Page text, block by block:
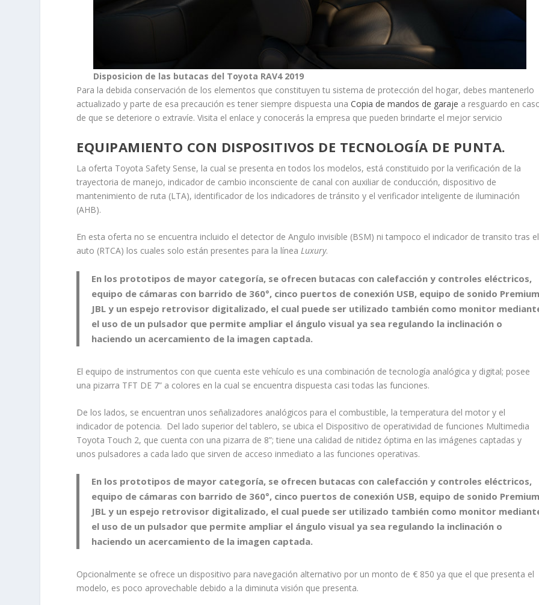
Disposicion de las butacas del Toyota RAV4 2019
Para la debida conservación de los elementos que constituyen tu sistema de protección del hogar, debes mantenerlo
actualizado y parte de esa precaución es tener siempre dispuesta unaCopia de mandos de garaje a resguardo en
de que se deteriore o extravíe. Visita el enlace y conocerás la empresa que pueden brindarte el mejor servicio
EQUIPAMIENTO CON DISPOSITIVOS DE TECNOLOGÍA DE PUNTA.
La oferta Toyota Safety Sense, la cual se presenta en todos los modelos, está constituido por la verificación de la
trayectoria de manejo, indicador de cambio inconsciente de canal con auxiliar de conducción, dispositivo de
mantenimiento de ruta (LTA), identificador de los indicadores de tránsito y el verificador inteligente de iluminación
(AHB).
En esta oferta no se encuentra incluido el detector de Angulo invisible (BSM) ni tampoco el indicador de transito tras el
auto (RTCA) los cuales solo están presentes para la líneaLuxury.
En los prototipos de mayor categoría, se ofrecen butacas con calefacción y controles eléctricos,
equipo de cámaras con barrido de 360°, cinco puertos de conexión USB, equipo de sonido
JBL y un espejo retrovisor digitalizado, el cual puede ser utilizado también como monitor
el uso de un pulsador que permite ampliar el ángulo visual ya sea regulando la inclinación o
haciendo un acercamiento de la imagen captada.
El equipo de instrumentos con que cuenta este vehículo es una combinación de tecnología analógica y digital; posee
una pizarra TFT DE 7” a colores en la cual se encuentra dispuesta casi todas las funciones.
De los lados, se encuentran unos señalizadores analógicos para el combustible, la temperatura del motor y el
indicador de potencia. Del lado superior del tablero, se ubica el Dispositivo de operatividad de funciones Multimedia
Toyota Touch 2, que cuenta con una pizarra de 8”; tiene una calidad de nitidez óptima en las imágenes captadas y
unos pulsadores a cada lado que sirven de acceso inmediato a las funciones operativas.
En los prototipos de mayor categoría, se ofrecen butacas con calefacción y controles eléctricos,
equipo de cámaras con barrido de 360°, cinco puertos de conexión USB, equipo de sonido
JBL y un espejo retrovisor digitalizado, el cual puede ser utilizado también como monitor
el uso de un pulsador que permite ampliar el ángulo visual ya sea regulando la inclinación o
haciendo un acercamiento de la imagen captada.
Opcionalmente se ofrece un dispositivo para navegación alternativo por un monto de € 850 ya que el que presenta el
modelo, es poco aprovechable debido a la diminuta visión que presenta.